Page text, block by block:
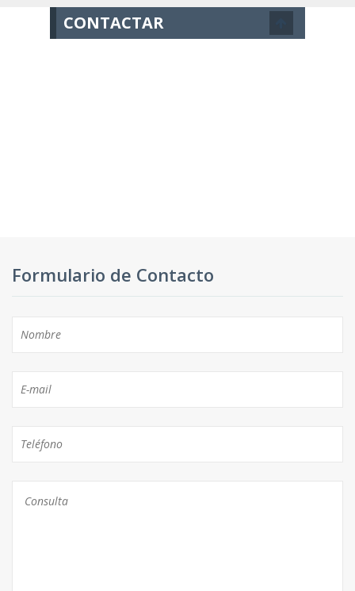
CONTACTAR
Formulario de Contacto